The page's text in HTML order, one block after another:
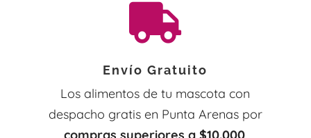

Envío Gratuito
Los alimentos de tu mascota con
despacho gratis en Punta Arenas por
compras superiores a $10.000.